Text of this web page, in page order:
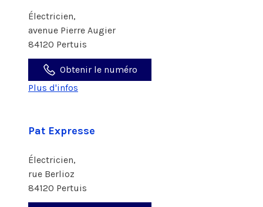
Électricien,
avenue Pierre Augier
84120 Pertuis
Obtenir le numéro
Plus d'infos
Pat Expresse
Électricien,
rue Berlioz
84120 Pertuis